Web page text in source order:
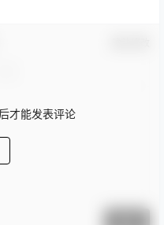
才能发表评论